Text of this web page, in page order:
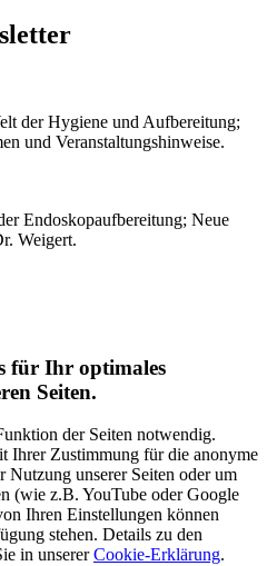
der Hygiene und Aufbereitung;
und Veranstaltungshinweise.
Endoskopaufbereitung; Neue
Weigert.
für Ihr optimales
Seiten.
der Seiten notwendig.
Ihrer Zustimmung für die anonyme
Nutzung unserer Seiten oder um
(wie z.B. YouTube oder Google
Ihren Einstellungen können
stehen. Details zu den
in unsererCookie-Erklärung.